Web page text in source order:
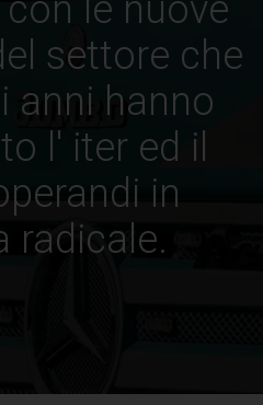
le nuove
settore che
anni hanno
l' iter ed il
in
radicale.